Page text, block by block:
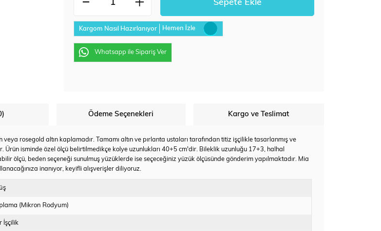
Kargom Nasıl Hazırlanıyor Hemen İzle
Whatsapp ile Sipariş Ver
Ödeme Seçenekleri Kargo ve Teslimat
rosegold altın kaplamadır. Tamamı altın ve pırlanta ustaları tarafından titiz işçilikle tasarlanmış ve
isminde özel ölçü belirtilmedikçe kolye uzunlukları 40+5 cm'dir. Bileklik uzunluğu 17+3, halhal
ölçü, beden seçeneği sunulmuş yüzüklerde ise seçeceğiniz yüzük ölçüsünde gönderim yapılmaktadır. Mia
inanıyor, keyifli alışverişler diliyoruz.
(Mikron Rodyum)
İşçilik